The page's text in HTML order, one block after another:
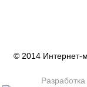
© 2014 Интернет-